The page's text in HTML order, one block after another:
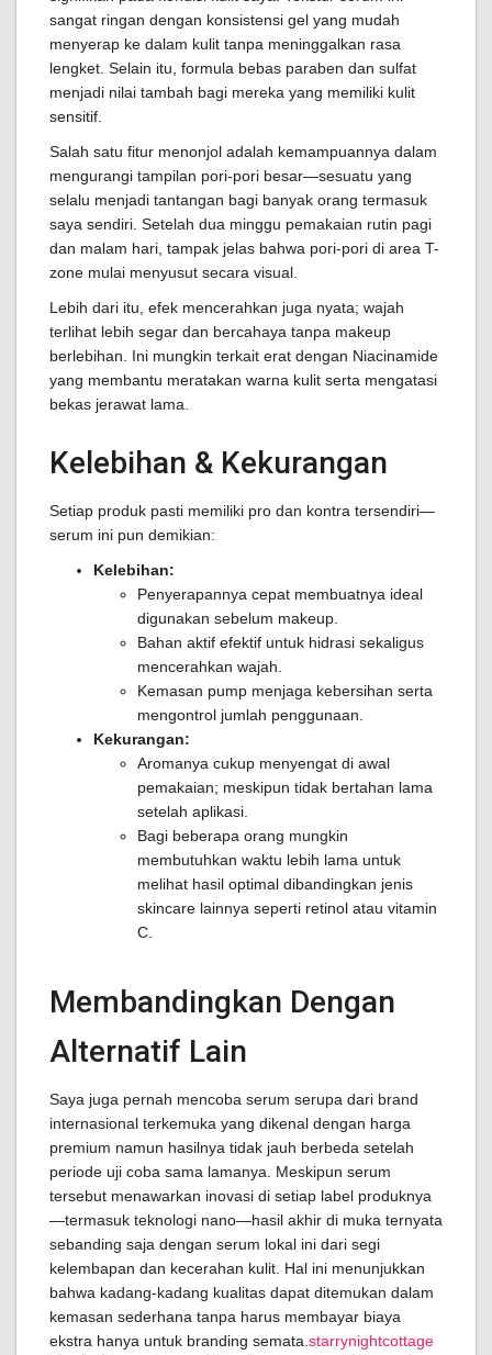
sangat ringan dengan konsistensi gel yang mudah
menyerap ke dalam kulit tanpa meninggalkan rasa
lengket. Selain itu, formula bebas paraben dan sulfat
menjadi nilai tambah bagi mereka yang memiliki kulit
sensitif.
Salah satu fitur menonjol adalah kemampuannya dalam
mengurangi tampilan pori-pori besar—sesuatu yang
selalu menjadi tantangan bagi banyak orang termasuk
saya sendiri. Setelah dua minggu pemakaian rutin pagi
dan malam hari, tampak jelas bahwa pori-pori di area T-
zone mulai menyusut secara visual.
Lebih dari itu, efek mencerahkan juga nyata; wajah
terlihat lebih segar dan bercahaya tanpa makeup
berlebihan. Ini mungkin terkait erat dengan Niacinamide
yang membantu meratakan warna kulit serta mengatasi
bekas jerawat lama.
Kelebihan & Kekurangan
Setiap produk pasti memiliki pro dan kontra tersendiri—
serum ini pun demikian:
Kelebihan:
Penyerapannya cepat membuatnya ideal
digunakan sebelum makeup.
Bahan aktif efektif untuk hidrasi sekaligus
mencerahkan wajah.
Kemasan pump menjaga kebersihan serta
mengontrol jumlah penggunaan.
Kekurangan:
Aromanya cukup menyengat di awal
pemakaian; meskipun tidak bertahan lama
setelah aplikasi.
Bagi beberapa orang mungkin
membutuhkan waktu lebih lama untuk
melihat hasil optimal dibandingkan jenis
skincare lainnya seperti retinol atau vitamin
C.
Membandingkan Dengan
Alternatif Lain
Saya juga pernah mencoba serum serupa dari brand
internasional terkemuka yang dikenal dengan harga
premium namun hasilnya tidak jauh berbeda setelah
periode uji coba sama lamanya. Meskipun serum
tersebut menawarkan inovasi di setiap label produknya
—termasuk teknologi nano—hasil akhir di muka ternyata
sebanding saja dengan serum lokal ini dari segi
kelembapan dan kecerahan kulit. Hal ini menunjukkan
bahwa kadang-kadang kualitas dapat ditemukan dalam
kemasan sederhana tanpa harus membayar biaya
ekstra hanya untuk branding semata. starrynightcottage